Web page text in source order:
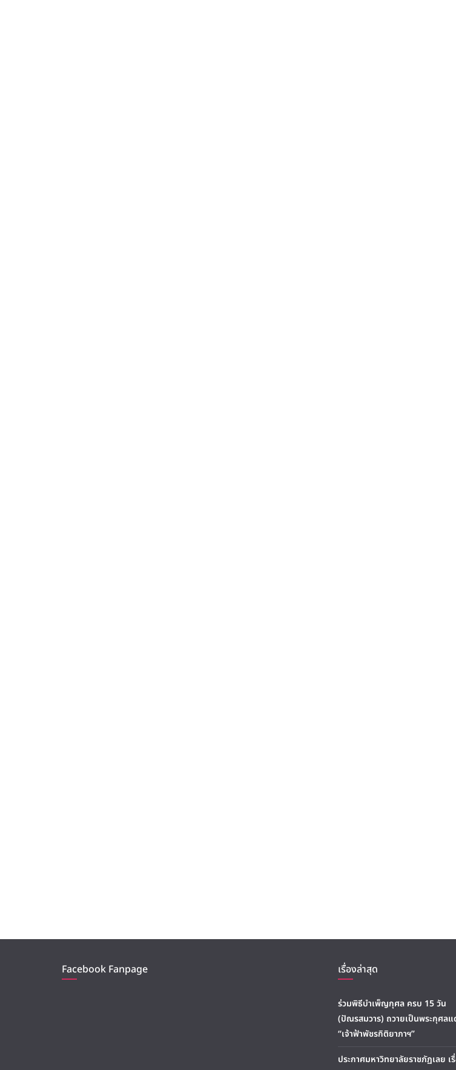
Facebook Fanpage เรื่องล่าสุด
ร่วมพิธีบำเพ็ญกุศล ครบ 15 วัน
(ปัณรสมวาร) ถวายเป็นพระกุศลแ
“เจ้าฟ้าพัชรกิติยาภาฯ”
ประกาศมหาวิทยาลัยราชภัฏเลย เ